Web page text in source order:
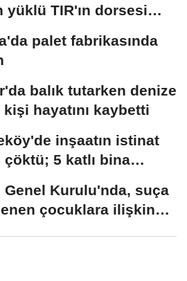
yüklü TIR'ın dorsesi
palet fabrikasında
balık tutarken denize
hayatını kaybetti
inşaatın istinat
çöktü; 5 katlı bina
Genel Kurulu'nda, suça
çocuklara ilişkin